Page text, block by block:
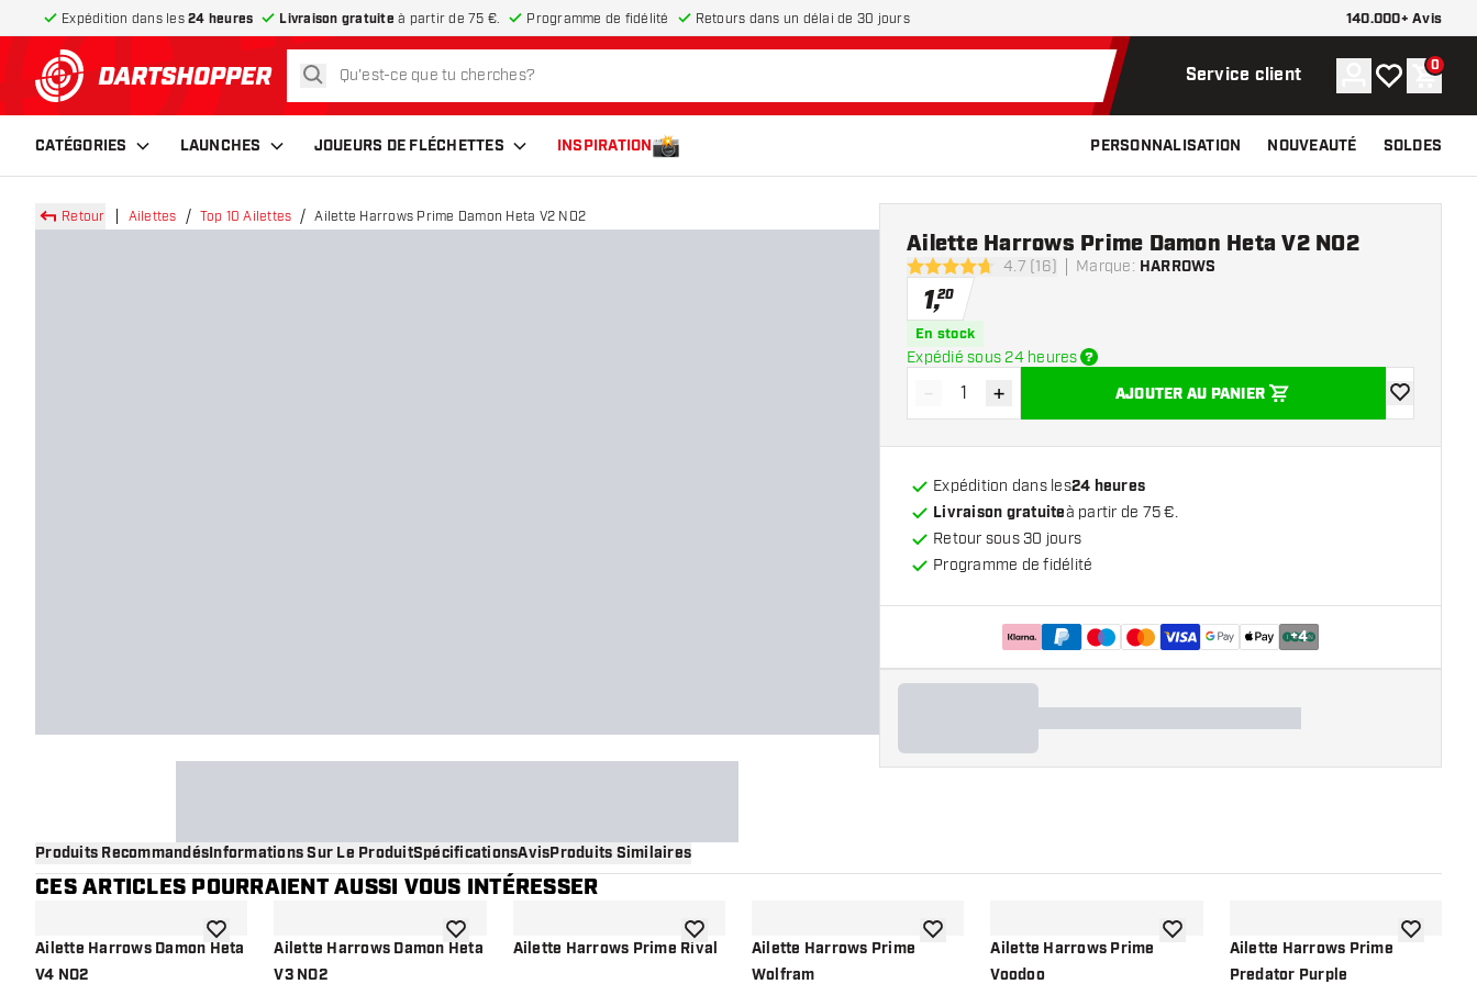
Expédition dans les 24 heures Livraison gratuite à partir de 75 €. Programme de fidélité Retours dans un délai de 30 jours 140.000+ Avis
retour à la page d’accueil
rechercher Service client Compte
Ma liste de
Panier
0
CATÉGORIES LAUNCHES JOUEURS DE FLÉCHETTES INSPIRATION PERSONNALISATION NOUVEAUTÉ SOLDES
Retour Ailettes Top 10 Ailettes Ailette Harrows Prime Damon Heta V2 NO2
4.7 étoiles de notation
4.7 (16) Marque: HARROWS
Ailette Harrows Prime Damon Heta V2 NO2
1,20
En stock
Expédié sous 24 heures
Diminuer la quantité
- Augmenter la quantité
+ AJOUTER AU PANIER
ajouter à la
Expédition dans les24 heures
Livraison gratuiteà partir de 75 €.
Retour sous 30 jours
Programme de fidélité
+4
Produits RecommandésInformations Sur Le ProduitSpécificationsAvisProduits Similaires
CES ARTICLES POURRAIENT AUSSI VOUS INTÉRESSER
Ailette Harrows Damon Heta
V4 NO2
ajouter à la liste de souhaits
Ailette Harrows Damon Heta
V3 NO2
ajouter à la liste de souhaits
Ailette Harrows Prime Rivalajouter à la liste de souhaits
Ailette Harrows Prime
Wolfram
ajouter à la liste de souhaits
Ailette Harrows Prime
Voodoo
ajouter à la liste de souhaits
Ailette Harrows Prime
Predator Purple
ajouter à